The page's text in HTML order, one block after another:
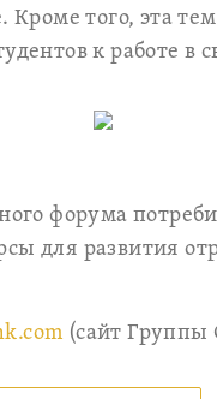
Кроме того, эта
к работе в
форума
для развития
(сайт Группы